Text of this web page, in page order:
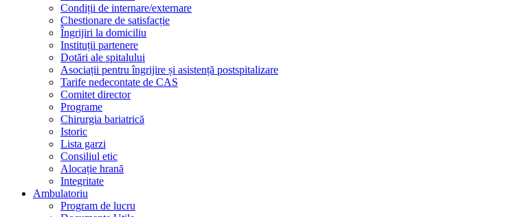
Condiții de internare/externare
Chestionare de satisfacție
Îngrijiri la domiciliu
Instituții partenere
Dotări ale spitalului
Asociații pentru îngrijire și asistență postspitalizare
Tarife nedecontate de CAS
Comitet director
Programe
Chirurgia bariatrică
Istoric
Lista garzi
Consiliul etic
Alocație hrană
Integritate
Ambulatoriu
Program de lucru